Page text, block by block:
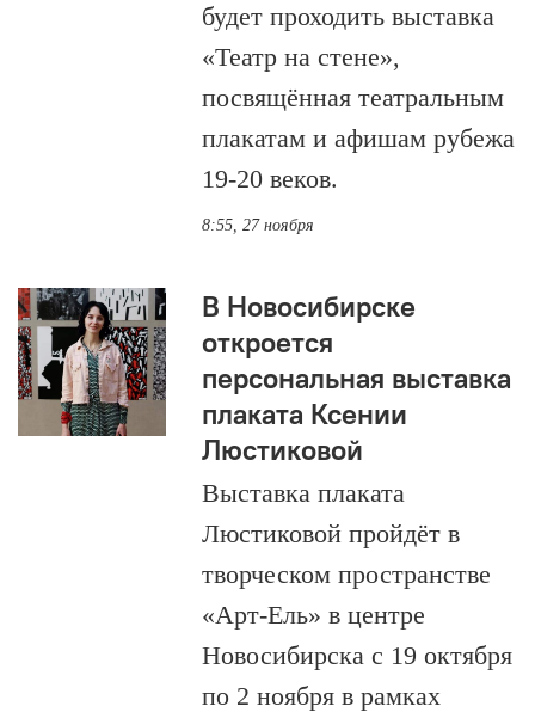
будет проходить выставка
«Театр на стене»,
посвящённая театральным
плакатам и афишам рубежа
19-20 веков.
8:55, 27 ноября
В Новосибирске
откроется
персональная выставка
плаката Ксении
Люстиковой
Выставка плаката
Люстиковой пройдёт в
творческом пространстве
«Арт-Ель» в центре
Новосибирска с 19 октября
по 2 ноября в рамках